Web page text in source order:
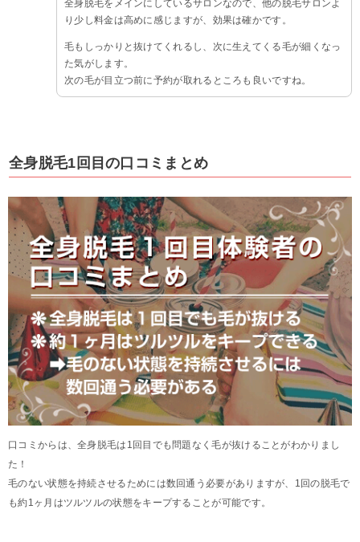
全身脱毛をメインにしているサロンなので、他の脱毛サロンよ
り少し料金は高めに感じますが、効果は確かです。
毛もしっかりと抜けてくれるし、次に生えてくる毛が細くなっ
た気がします。
次の毛が目立つ前に予約が取れるところも良いですね。
全身脱毛1回目の口コミまとめ
口コミからは、全身脱毛は1回目でも問題なく毛が抜けることがわかりまし
た！
毛のない状態を持続させるためには数回通う必要がありますが、1回の脱毛で
も約1ヶ月はツルツルの状態をキープすることが可能です。